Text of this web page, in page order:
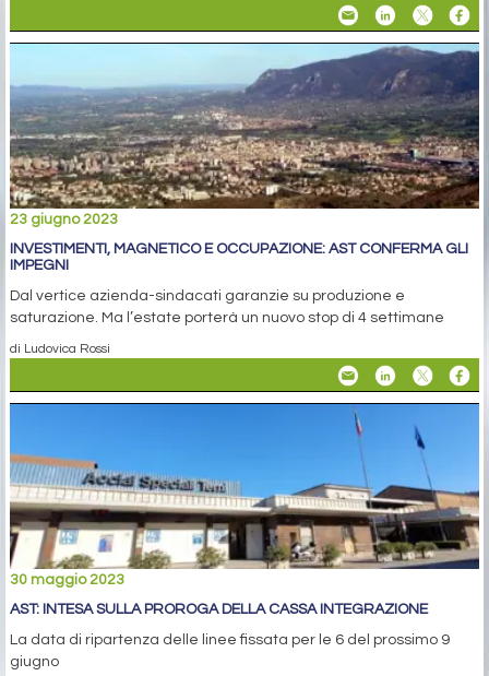
23 giugno 2023
INVESTIMENTI, MAGNETICO E OCCUPAZIONE: AST CONFERMA GLI
IMPEGNI
Dal vertice azienda-sindacati garanzie su produzione e
saturazione. Ma l’estate porterà un nuovo stop di 4 settimane
di Ludovica Rossi
30 maggio 2023
AST: INTESA SULLA PROROGA DELLA CASSA INTEGRAZIONE
La data di ripartenza delle linee fissata per le 6 del prossimo 9
giugno